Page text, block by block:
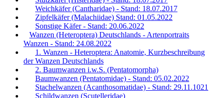
Weichkäfer (Cantharidae) - Stand: 18.07.2017
Zipfelkäfer (Malachiidae) Stand: 01.05.2022
Sonstige Käfer - Stand: 20.06.2022
Wanzen (Heteroptera) Deutschlands - Artenportraits
Wanzen - Stand: 24.08.2022
1. Wanzen - Heteroptera: Anatomie, Kurzbeschreibung
der Wanzen Deutschlands
2. Baumwanzen i.w.S. (Pentatomorpha)
Baumwanzen (Pentatomidae) - Stand: 05.02.2022
Stachelwanzen (Acanthosomatidae) - Stand: 29.11.1021
Schildwanzen (Scutelleridae)